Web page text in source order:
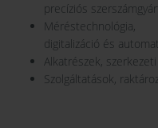
precíziós
digitalizáció és
Alkatrészek,
Szolgáltatások,